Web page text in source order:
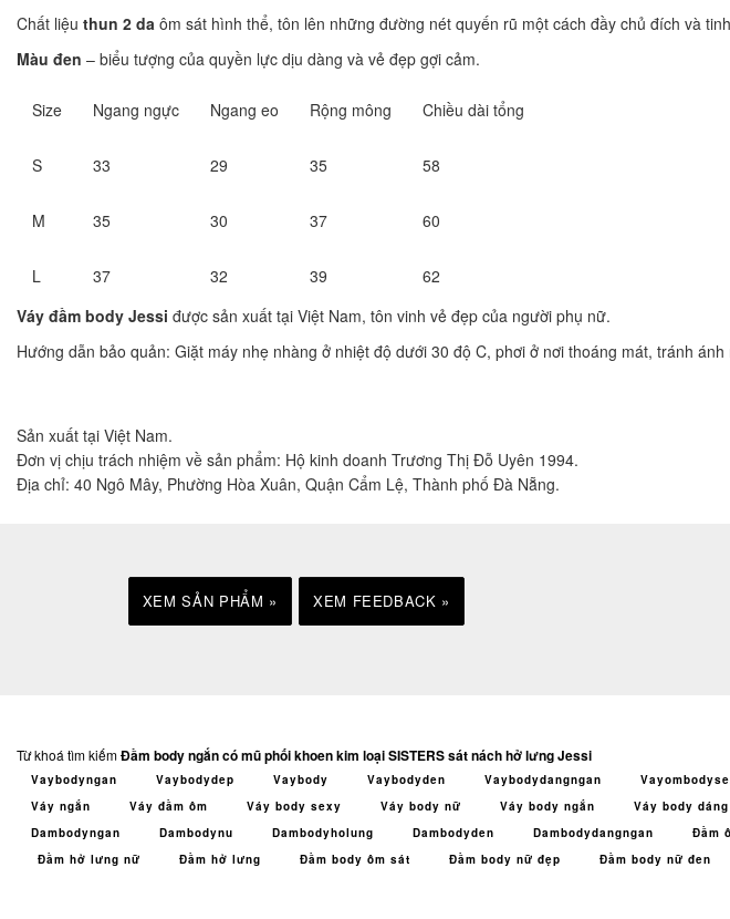
Chất liệu thun 2 da ôm sát hình thể, tôn lên những đường nét quyến rũ một cách đầy chủ đích và
Màu đen – biểu tượng của quyền lực dịu dàng và vẻ đẹp gợi cảm.
Size Ngang ngực Ngang eo Rộng mông Chiều dài tổng
S 33 29 35 58
M 35 30 37 60
L 37 32 39
62
Váy đầm body Jessi được sản xuất tại Việt Nam, tôn vinh vẻ đẹp của người phụ nữ.
Hướng dẫn bảo quản: Giặt máy nhẹ nhàng ở nhiệt độ dưới 30 độ C, phơi ở nơi thoáng mát, tránh
Sản xuất tại Việt Nam.
Đơn vị chịu trách nhiệm về sản phẩm: Hộ kinh doanh Trương Thị Đỗ Uyên 1994.
Địa chỉ: 40 Ngô Mây, Phường Hòa Xuân, Quận Cẩm Lệ, Thành phố Đà Nẵng.
XEM SẢN PHẨM » XEM FEEDBACK »
Từ khoá tìm kiếmĐầm body ngắn có mũ phối khoen kim loại SISTERS sát nách hở lưng Jessi
Vaybodyngan Vaybodydep Vaybody Vaybodyden Vaybodydangngan
Váy ngắn
Váy đầm ôm Váy body sexy Váy body nữ Váy body ngắn Váy body
Dambodyngan
Dambodynu Dambodyholung Dambodyden Dambodydangngan Đầm
Đầm hở lưng nữ
Đầm hở lưng Đầm body ôm sát Đầm body nữ đẹp Đầm body nữ đen